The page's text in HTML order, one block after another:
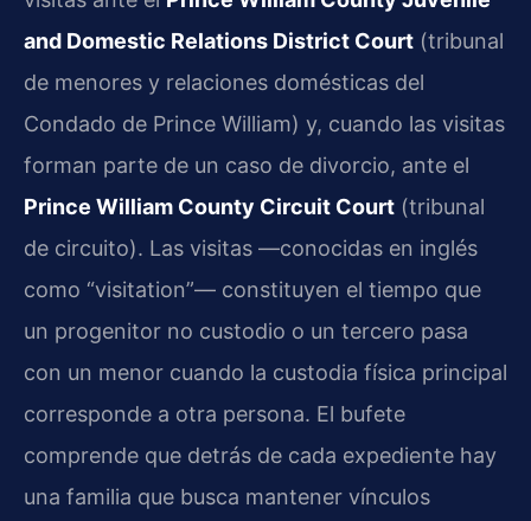
and Domestic Relations District Court (tribunal
de menores y relaciones domésticas del
Condado de Prince William) y, cuando las visitas
forman parte de un caso de divorcio, ante el
Prince William County Circuit Court (tribunal
de circuito). Las visitas —conocidas en inglés
como “visitation”— constituyen el tiempo que
un progenitor no custodio o un tercero pasa
con un menor cuando la custodia física principal
corresponde a otra persona. El bufete
comprende que detrás de cada expediente hay
una familia que busca mantener vínculos